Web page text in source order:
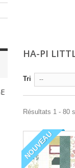
HA-PI
Tri --
Résultats 1 - 80
NOUVEAU